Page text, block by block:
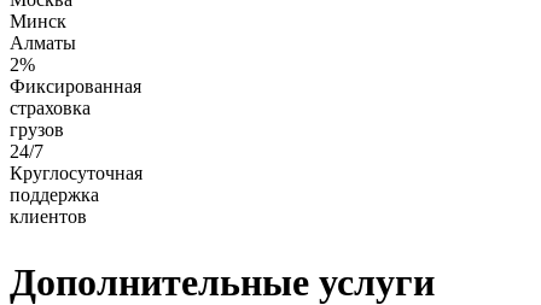
Минск
Алматы
2%
Фиксированная
страховка
грузов
24/7
Круглосуточная
поддержка
клиентов
Дополнительные услуги